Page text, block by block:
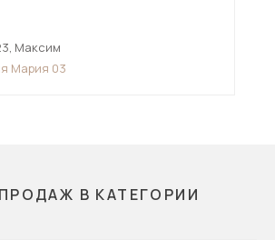
, Максим
Мария 03
В КАТЕГОРИИ